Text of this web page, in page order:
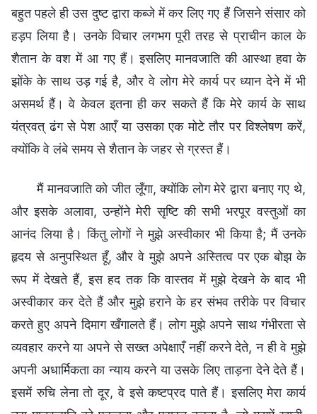
बहुत पहले ही उस दुष्ट द्वारा कब्जे में कर लिए गए हैं जिसने संसार को
हड़प लिया है। उनके विचार लगभग पूरी तरह से प्राचीन काल के
शैतान के वश में आ गए हैं। इसलिए मानवजाति की आस्था हवा के
झोंके के साथ उड़ गई है, और वे लोग मेरे कार्य पर ध्यान देने में भी
असमर्थ हैं। वे केवल इतना ही कर सकते हैं कि मेरे कार्य के साथ
यंत्रवत् ढंग से पेश आएँ या उसका एक मोटे तौर पर विश्लेषण करें,
क्योंकि वे लंबे समय से शैतान के जहर से ग्रस्त हैं।
मैं मानवजाति को जीत लूँगा, क्योंकि लोग मेरे द्वारा बनाए गए थे,
और इसके अलावा, उन्होंने मेरी सृष्टि की सभी भरपूर वस्तुओं का
आनंद लिया है। किंतु लोगों ने मुझे अस्वीकार भी किया है; मैं उनके
हृदय से अनुपस्थित हूँ, और वे मुझे अपने अस्तित्व पर एक बोझ के
रूप में देखते हैं, इस हद तक कि वास्तव में मुझे देखने के बाद भी
अस्वीकार कर देते हैं और मुझे हराने के हर संभव तरीके पर विचार
करते हुए अपने दिमाग खँगालते हैं। लोग मुझे अपने साथ गंभीरता से
व्यवहार करने या अपने से सख्त अपेक्षाएँ नहीं करने देते, न ही वे मुझे
अपनी अधार्मिकता का न्याय करने या उसके लिए ताड़ना देने देते हैं।
इसमें रुचि लेना तो दूर, वे इसे कष्टप्रद पाते हैं। इसलिए मेरा कार्य